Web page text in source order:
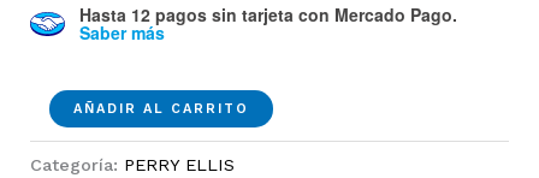
Hasta 12 pagos sin tarjetacon Mercado Pago.
Saber más
360/360
Red/Reserve
EDT
AÑADIR AL CARRITO
Categoría: PERRY ELLIS